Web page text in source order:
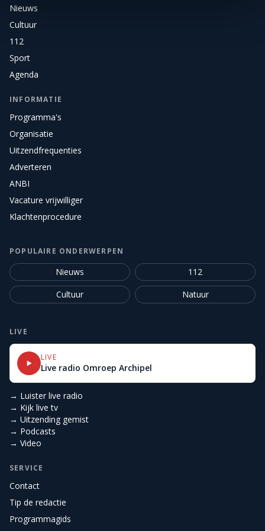
Nieuws
Cultuur
112
Sport
Agenda
INFORMATIE
Programma's
Organisatie
Uitzendfrequenties
Adverteren
ANBI
Vacature vrijwilliger
Klachtenprocedure
POPULAIRE ONDERWERPEN
Nieuws
112
Cultuur
Natuur
LIVE
LIVE
Live radio Omroep Archipel
→ Luister live radio
→ Kijk live tv
→ Uitzending gemist
→ Podcasts
→ Video
SERVICE
Contact
Tip de redactie
Programmagids